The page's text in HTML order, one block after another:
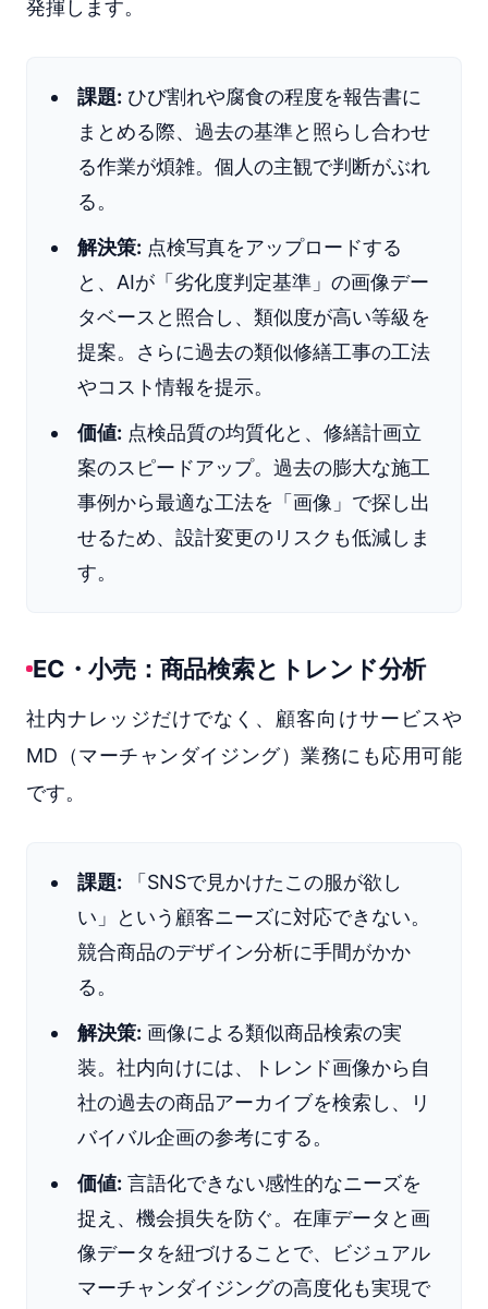
発揮します。
課題: ひび割れや腐食の程度を報告書に
まとめる際、過去の基準と照らし合わせ
る作業が煩雑。個人の主観で判断がぶれ
る。
解決策: 点検写真をアップロードする
と、AIが「劣化度判定基準」の画像デー
タベースと照合し、類似度が高い等級を
提案。さらに過去の類似修繕工事の工法
やコスト情報を提示。
価値: 点検品質の均質化と、修繕計画立
案のスピードアップ。過去の膨大な施工
事例から最適な工法を「画像」で探し出
せるため、設計変更のリスクも低減しま
す。
EC・小売：商品検索とトレンド分析
社内ナレッジだけでなく、顧客向けサービスや
MD（マーチャンダイジング）業務にも応用可能
です。
課題: 「SNSで見かけたこの服が欲し
い」という顧客ニーズに対応できない。
競合商品のデザイン分析に手間がかか
る。
解決策: 画像による類似商品検索の実
装。社内向けには、トレンド画像から自
社の過去の商品アーカイブを検索し、リ
バイバル企画の参考にする。
価値: 言語化できない感性的なニーズを
捉え、機会損失を防ぐ。在庫データと画
像データを紐づけることで、ビジュアル
マーチャンダイジングの高度化も実現で